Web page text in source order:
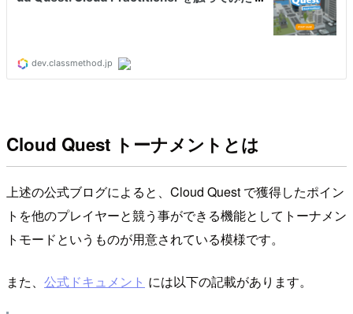
Cloud Quest トーナメントとは
上述の公式ブログによると、Cloud Quest で獲得したポイン
トを他のプレイヤーと競う事ができる機能としてトーナメン
トモードというものが用意されている模様です。
また、 公式ドキュメント には以下の記載があります。